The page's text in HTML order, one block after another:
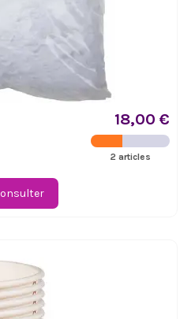
18,00 €
2 articles